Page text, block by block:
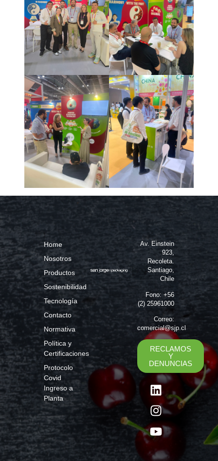
Home
Nosotros
Productos
Sostenibilidad
Tecnología
Contacto
Normativa
Política y
Certificaciones
Protocolo
Covid
Ingreso a
Planta
Av. Einstein
923,
Recoleta.
Santiago,
Chile
Fono: +56
(2) 25961000
Correo:
comercial@sjp.cl
RECLAMOS
Y
DENUNCIAS